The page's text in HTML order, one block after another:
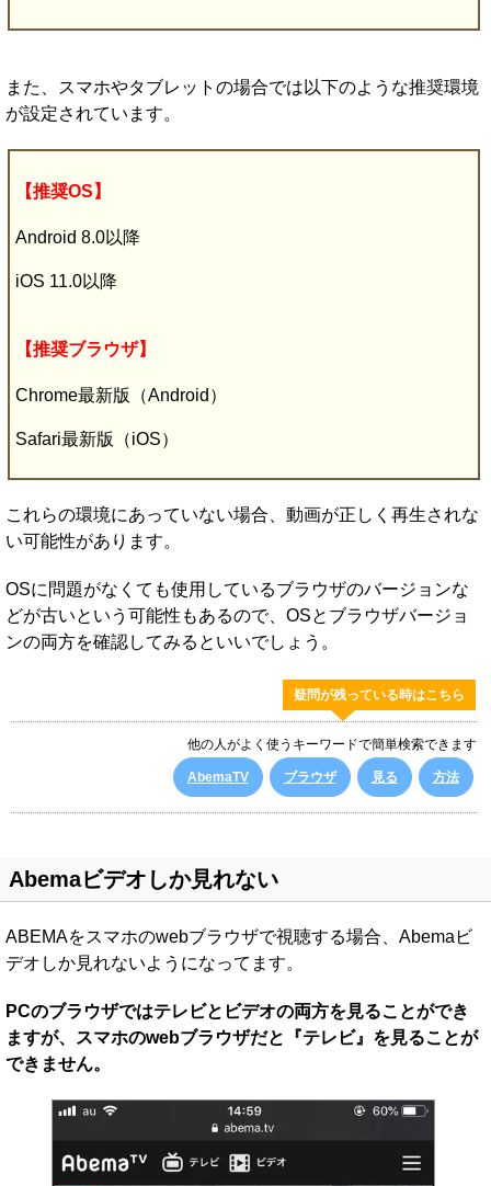
また、スマホやタブレットの場合では以下のような推奨環境
が設定されています。
【推奨OS】
Android 8.0以降
iOS 11.0以降
【推奨ブラウザ】
Chrome最新版（Android）
Safari最新版（iOS）
これらの環境にあっていない場合、動画が正しく再生されな
い可能性があります。
OSに問題がなくても使用しているブラウザのバージョンな
どが古いという可能性もあるので、OSとブラウザバージョ
ンの両方を確認してみるといいでしょう。
疑問が残っている時はこちら
他の人がよく使うキーワードで簡単検索できます
AbemaTV ブラウザ 見る 方法
Abemaビデオしか見れない
ABEMAをスマホのwebブラウザで視聴する場合、Abemaビ
デオしか見れないようになってます。
PCのブラウザではテレビとビデオの両方を見ることができ
ますが、スマホのwebブラウザだと『テレビ』を見ることが
できません。